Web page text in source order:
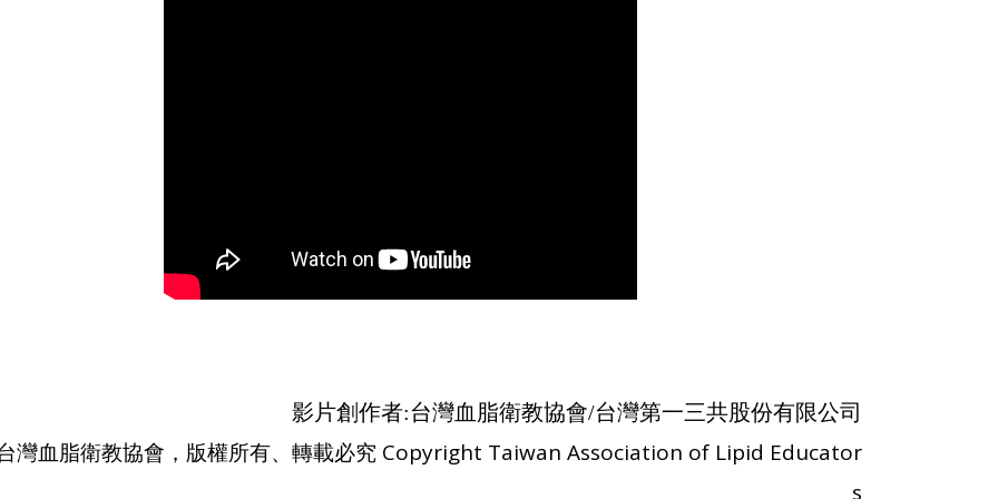
影片創作者:台灣血脂衛教協會/台灣第一三共股份有限公司
灣血脂衛教協會，版權所有、轉載必究 Copyright Taiwan Association of Lipid Educator
s